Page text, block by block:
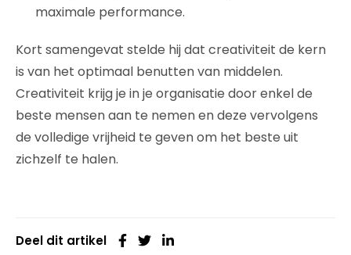
maximale performance.
Kort samengevat stelde hij dat creativiteit de kern
is van het optimaal benutten van middelen.
Creativiteit krijg je in je organisatie door enkel de
beste mensen aan te nemen en deze vervolgens
de volledige vrijheid te geven om het beste uit
zichzelf te halen.
Deel dit artikel